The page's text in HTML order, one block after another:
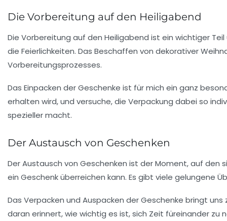
Die Vorbereitung auf den Heiligabend
Die Vorbereitung auf den Heiligabend ist ein wichtiger
die Feierlichkeiten. Das Beschaffen von dekorativer
Vorbereitungsprozesses.
Das Einpacken der Geschenke ist für mich ein ganz
erhalten wird, und versuche, die Verpackung dabei so
spezieller macht.
Der Austausch von Geschenken
DerAustausch von Geschenken ist der Moment, auf den
ein Geschenk überreichen kann. Es gibt viele gelungene
Das Verpacken und Auspacken der Geschenke bringt
daran erinnert, wie wichtig es ist, sich Zeit füreinander zu